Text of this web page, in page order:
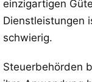
einzigartigen
Dienstleistungen
schwierig.
Steuerbehörden